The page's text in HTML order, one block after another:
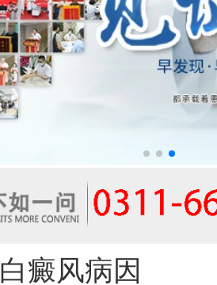
白癜风病因